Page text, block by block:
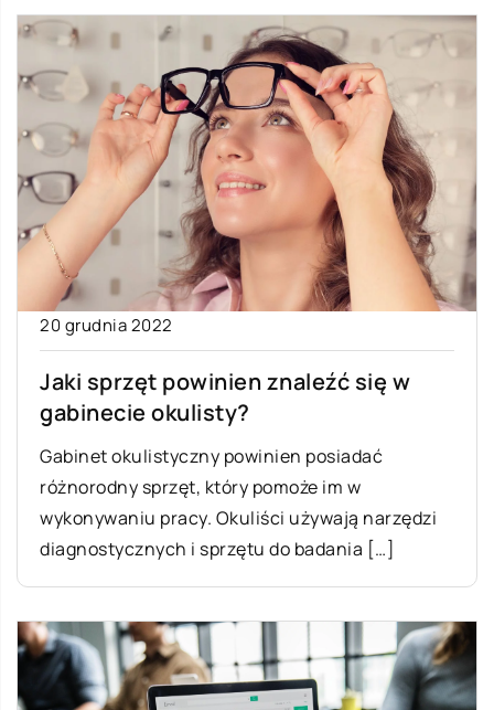
20 grudnia 2022
Jaki sprzęt powinien znaleźć się w
gabinecie okulisty?
Gabinet okulistyczny powinien posiadać
różnorodny sprzęt, który pomoże im w
wykonywaniu pracy. Okuliści używają narzędzi
diagnostycznych i sprzętu do badania […]